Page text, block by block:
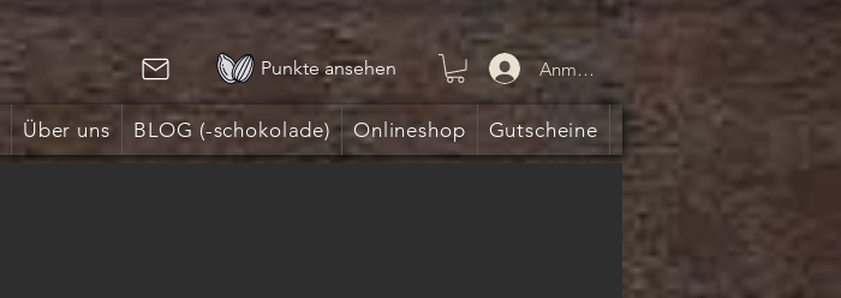
Punkte ansehen Anmelden
Über uns BLOG (-schokolade) Onlineshop Gutscheine